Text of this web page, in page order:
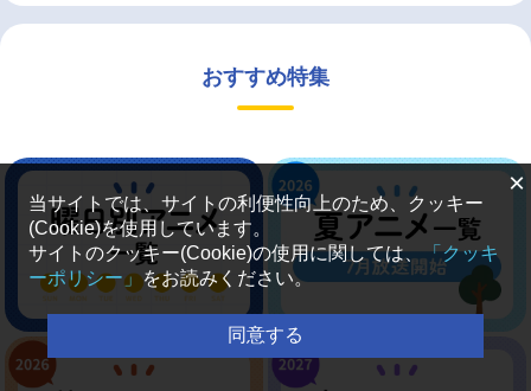
おすすめ特集
×
当サイトでは、サイトの利便性向上のため、クッキー
(Cookie)を使用しています。
サイトのクッキー(Cookie)の使用に関しては、「クッキ
ーポリシー」をお読みください。
同意する